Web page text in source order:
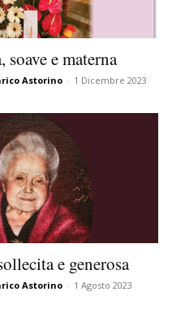
e materna
Astorino - 1 Dicembre 2023
e generosa
Astorino - 1 Agosto 2023